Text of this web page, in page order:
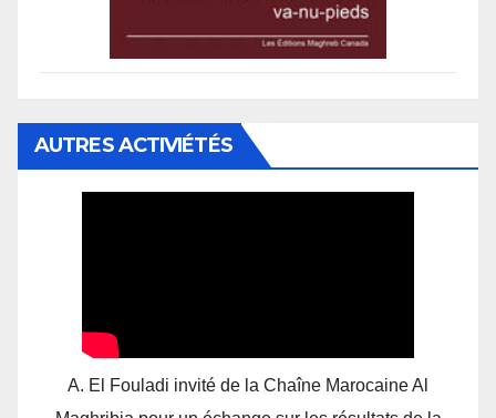
AUTRES ACTIVIÉTÉS
A. El Fouladi invité de la Chaîne Marocaine Al